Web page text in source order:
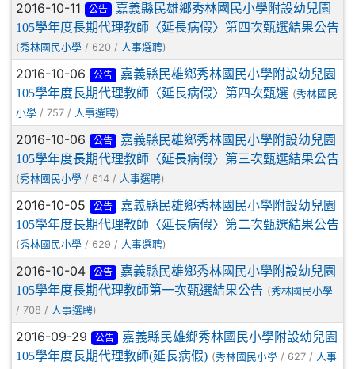
2016-10-11 公告
嘉義縣民雄鄉秀林國民小學附設幼兒園
105學年度長期代理教師〈延長病假〉第四次甄選結果公告
(秀林國民小學 / 620 / 人事選聘)
2016-10-06 公告
嘉義縣民雄鄉秀林國民小學附設幼兒園
105學年度長期代理教師〈延長病假〉第四次甄選 (秀林國民
小學 / 757 / 人事選聘)
2016-10-06 公告
嘉義縣民雄鄉秀林國民小學附設幼兒園
105學年度長期代理教師〈延長病假〉第三次甄選結果公告
(秀林國民小學 / 614 / 人事選聘)
2016-10-05 公告
嘉義縣民雄鄉秀林國民小學附設幼兒園
105學年度長期代理教師〈延長病假〉第二次甄選結果公告
(秀林國民小學 / 629 / 人事選聘)
2016-10-04 公告
嘉義縣民雄鄉秀林國民小學附設幼兒園
105學年度長期代理教師第一次甄選結果公告 (秀林國民小學
/ 708 / 人事選聘)
2016-09-29 公告
嘉義縣民雄鄉秀林國民小學附設幼兒園
105學年度長期代理教師(延長病假) (秀林國民小學 / 627 / 人事